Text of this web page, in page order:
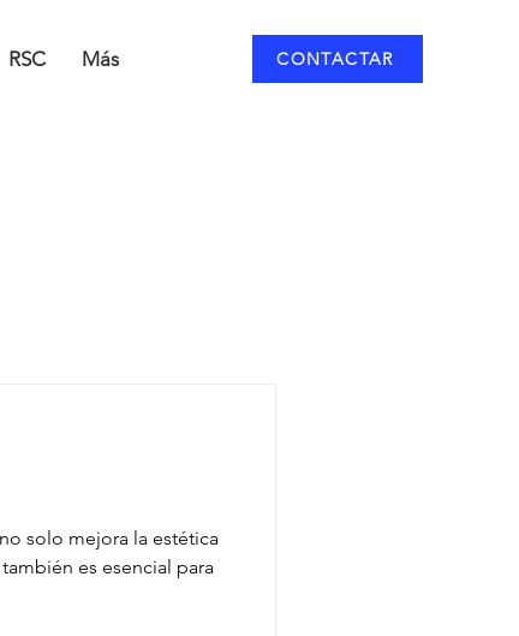
RSC Más CONTACTAR
solo mejora la estética
es esencial para